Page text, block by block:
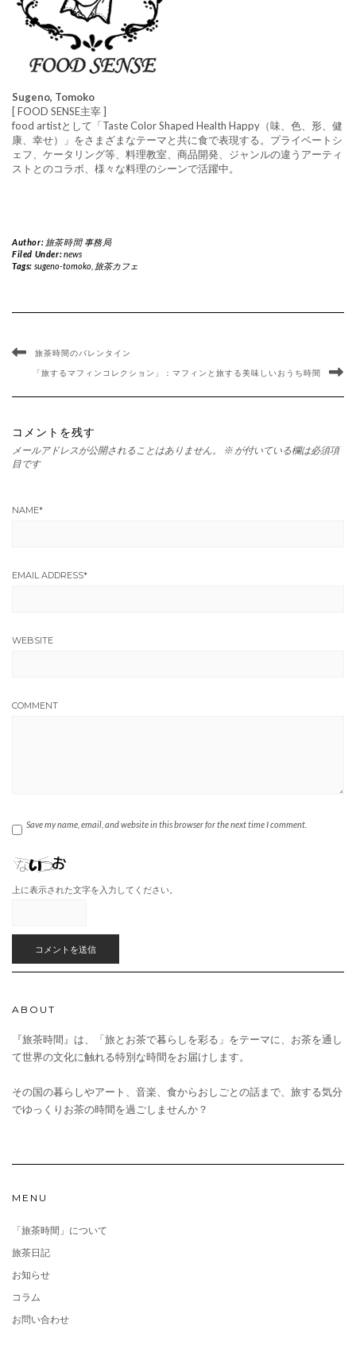
Sugeno, Tomoko
[ FOOD SENSE主宰 ]
food artistとして「Taste Color Shaped Health Happy（味、色、形、健
康、幸せ）」をさまざまなテーマと共に食で表現する。プライベートシ
ェフ、ケータリング等、料理教室、商品開発、ジャンルの違うアーティ
ストとのコラボ、様々な料理のシーンで活躍中。
Author: 旅茶時間 事務局
Filed Under:news
Tags: sugeno-tomoko, 旅茶カフェ
旅茶時間のバレンタイン
「旅するマフィンコレクション」：マフィンと旅する美味しいおうち時間
コメントを残す
メールアドレスが公開されることはありません。 ※ が付いている欄は必須項
目です
NAME*
EMAIL ADDRESS*
WEBSITE
COMMENT
Save my name, email, and website in this browser for the next time I comment.
上に表示された文字を入力してください。
ABOUT
『旅茶時間』は、「旅とお茶で暮らしを彩る」をテーマに、お茶を通し
て世界の文化に触れる特別な時間をお届けします。
その国の暮らしやアート、音楽、食からおしごとの話まで、旅する気分
でゆっくりお茶の時間を過ごしませんか？
MENU
「旅茶時間」について
旅茶日記
お知らせ
コラム
お問い合わせ